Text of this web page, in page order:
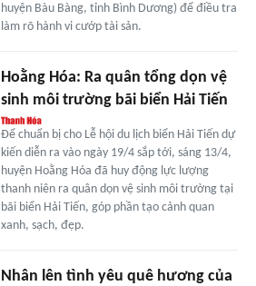
huyện Bàu Bàng, tỉnh Bình Dương) để điều tra
làm rõ hành vi cướp tài sản.
Hoằng Hóa: Ra quân tổng dọn vệ
sinh môi trường bãi biển Hải Tiến
Để chuẩn bị cho Lễ hội du lịch biển Hải Tiến dự
kiến diễn ra vào ngày 19/4 sắp tới, sáng 13/4,
huyện Hoằng Hóa đã huy động lực lượng
thanh niên ra quân dọn vệ sinh môi trường tại
bãi biển Hải Tiến, góp phần tạo cảnh quan
xanh, sạch, đẹp.
Nhân lên tình yêu quê hương của